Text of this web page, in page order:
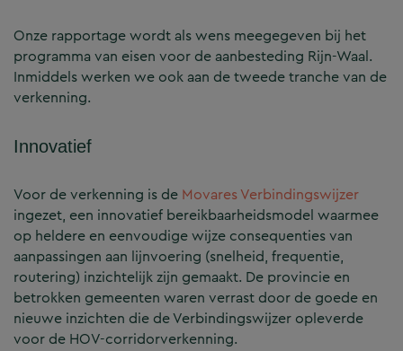
Onze rapportage wordt als wens meegegeven bij het
programma van eisen voor de aanbesteding Rijn-Waal.
Inmiddels werken we ook aan de tweede tranche van de
verkenning.
Innovatief
Voor de verkenning is de Movares Verbindingswijzer
ingezet, een innovatief bereikbaarheidsmodel waarmee
op heldere en eenvoudige wijze consequenties van
aanpassingen aan lijnvoering (snelheid, frequentie,
routering) inzichtelijk zijn gemaakt. De provincie en
betrokken gemeenten waren verrast door de goede en
nieuwe inzichten die de Verbindingswijzer opleverde
voor de HOV-corridorverkenning.